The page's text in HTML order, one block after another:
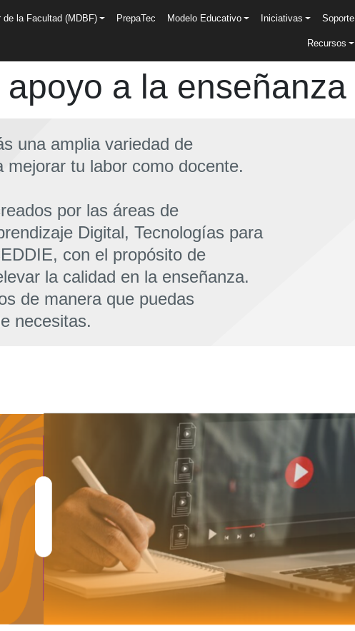
de la Facultad (MDBF) PrepaTec Modelo Educativo Iniciativas Soporte
Recursos
a la enseñanza
una amplia variedad de
mejorar tu labor como docente.
por las áreas de
Digital, Tecnologías para
con el propósito de
la calidad en la enseñanza.
de manera que puedas
necesitas.